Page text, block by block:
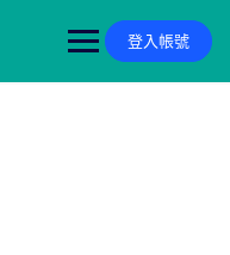
登入帳號